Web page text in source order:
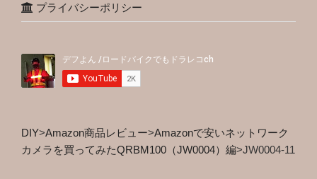
プライバシーポリシー
DIY>Amazon商品レビュー>Amazonで安いネットワーク
カメラを買ってみたQRBM100（JW0004）編>JW0004-11